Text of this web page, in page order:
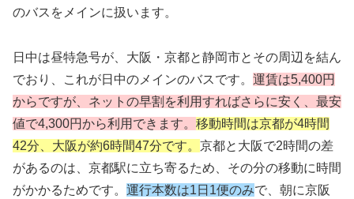
のバスをメインに扱います。
日中は昼特急号が、大阪・京都と静岡市とその周辺を結ん
でおり、これが日中のメインのバスです。 運賃は5,400円
からですが、 ネットの早割を利用すればさらに安く、最安
値で4,300円から利用できます。 移動時間は京都が4時間
42分、大阪が約6時間47分です。 京都と大阪で2時間の差
があるのは、京都駅に立ち寄るため、その分の移動に時間
がかかるためです。 運行本数は1日1便のみで、朝に京阪